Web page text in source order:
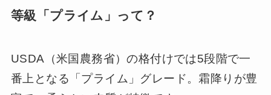
等級「プライム」って？
USDA（米国農務省）の格付けでは5段階で一
番上となる「プライム」グレード。霜降りが豊